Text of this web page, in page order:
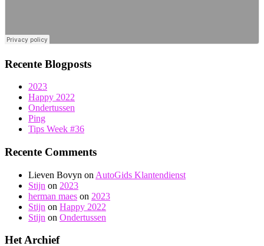
Recente Blogposts
2023
Happy 2022
Ondertussen
Ping
Tips Week #36
Recente Comments
Lieven Bovyn on AutoGids Klantendienst
Stijn on 2023
herman maes on 2023
Stijn on Happy 2022
Stijn on Ondertussen
Het Archief